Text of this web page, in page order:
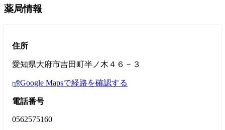
薬局情報
住所
愛知県大府市吉田町半ノ木４６－３
Google Mapsで経路を確認する
電話番号
0562575160